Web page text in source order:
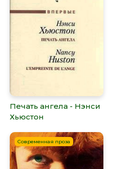
Печать ангела - Нэнси
Хьюстон
Современная проза